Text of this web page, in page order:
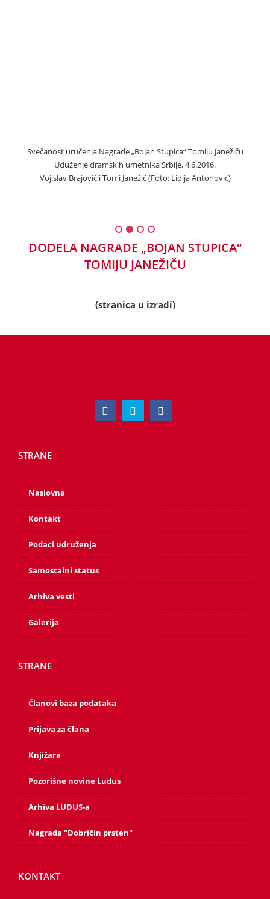
Svečanost uručenja Nagrade „Bojan Stupica“ Tomiju Janežiču
Uduženje dramskih umetnika Srbije, 4.6.2016.
Vojislav Brajović i Tomi Janežič (Foto: Lidija Antonović)
DODELA NAGRADE „BOJAN STUPICA“
TOMIJU JANEŽIČU
(stranica u izradi)
STRANE
Naslovna
Kontakt
Podaci udruženja
Samostalni status
Arhiva vesti
Galerija
STRANE
Članovi baza podataka
Prijava za člana
Knjižara
Pozorišne novine Ludus
Arhiva LUDUS-a
Nagrada "Dobričin prsten"
KONTAKT